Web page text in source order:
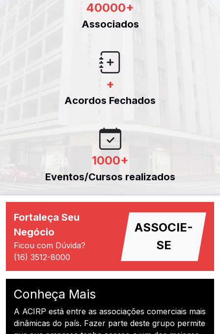
40000+
Associados
+
Acordos Fechados
1000+
Eventos/Cursos realizados
Fortaleça Seu
Negócio
Ficou com Dúvida?
(16) 3512-8000
ASSOCIE-
SE
Conheça Mais
A ACIRP está entre as associações comerciais mais
dinâmicas do país. Fazer parte deste grupo permite